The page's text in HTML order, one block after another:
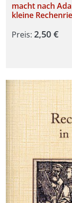
macht nach
kleine
Preis: 2,50 €